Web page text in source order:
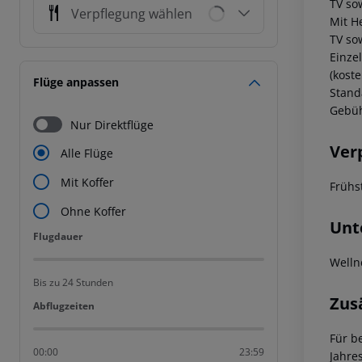
Verpflegung wählen
Flüge anpassen
Nur Direktflüge
Alle Flüge
Mit Koffer
Ohne Koffer
Flugdauer
Flugdauer
Bis zu 24 Stunden
Abflugzeiten
Abflugzeiten
00:00 23:59
TV
Mit
TV
Für